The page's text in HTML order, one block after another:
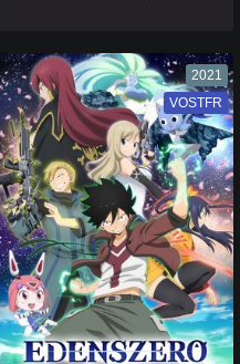
2021
VF
VOSTFR